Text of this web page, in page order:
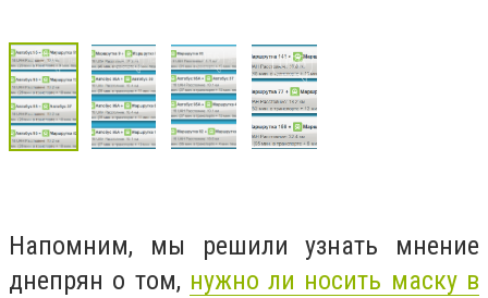
Напомним, мы решили узнать мнение
днепрян о том, нужно ли носить маску в